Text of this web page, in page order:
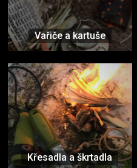
Vařiče a kartuše
Křesadla a škrtadla